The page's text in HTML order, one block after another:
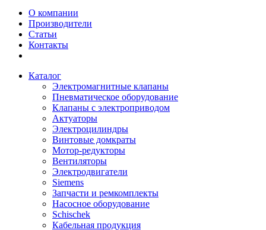
О компании
Производители
Статьи
Контакты
Каталог
Электромагнитные клапаны
Пневматическое оборудование
Клапаны с электроприводом
Актуаторы
Электроцилиндры
Винтовые домкраты
Мотор-редукторы
Вентиляторы
Электродвигатели
Siemens
Запчасти и ремкомплекты
Насосное оборудование
Schischek
Кабельная продукция